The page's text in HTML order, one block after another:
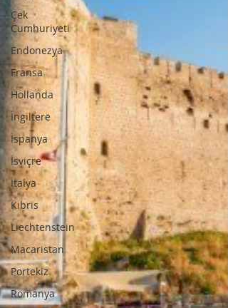
Çek
Cumhuriyeti
Endonezya
Fransa
Hollanda
İngiltere
İspanya
İsviçre
İtalya
Kıbrıs
Liechtenstein
Macaristan
Portekiz
Romanya